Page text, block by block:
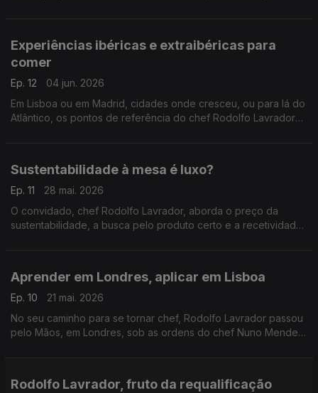
Experiências ibéricas e extraibéricas para
comer
Ep. 12
04 jun. 2026
Em Lisboa ou em Madrid, cidades onde cresceu, ou para lá do
Atlântico, os pontos de referência do chef Rodolfo Lavrador
Sustentabilidade à mesa é luxo?
Ep. 11
28 mai. 2026
O convidado, chef Rodolfo Lavrador, aborda o preço da
sustentabilidade, a busca pelo produto certo e a recetividade
Aprender em Londres, aplicar em Lisboa
Ep. 10
21 mai. 2026
No seu caminho para se tornar chef, Rodolfo Lavrador passou
pelo Mãos, em Londres, sob as ordens do chef Nuno Mendes.
Rodolfo Lavrador, fruto da requalificação